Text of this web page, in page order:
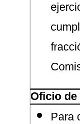
Oficio
Para